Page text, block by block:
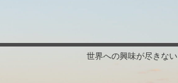
世界への興味が尽きない